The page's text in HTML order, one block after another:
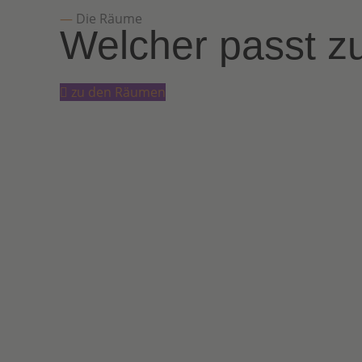
— Die Räume
Welcher passt
zu den Räumen